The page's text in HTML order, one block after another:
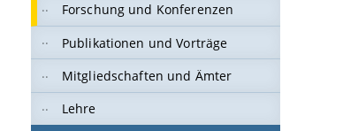
Forschung und Konferenzen
Publikationen und Vorträge
Mitgliedschaften und Ämter
Lehre